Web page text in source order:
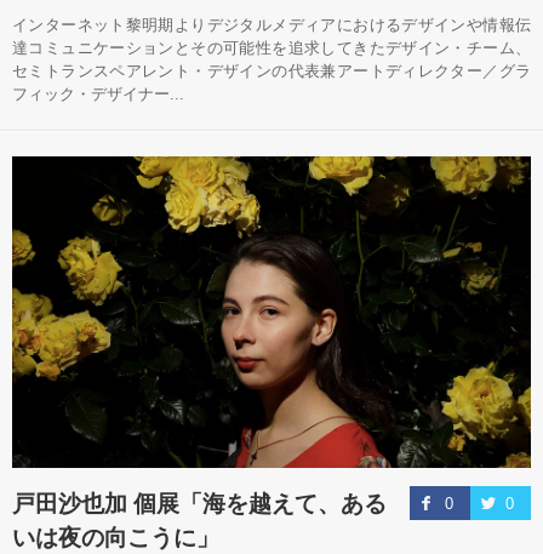
インターネット黎明期よりデジタルメディアにおけるデザインや情報伝
達コミュニケーションとその可能性を追求してきたデザイン・チーム、
セミトランスペアレント・デザインの代表兼アートディレクター／グラ
フィック・デザイナー...
0 0
戸田沙也加 個展「海を越えて、ある
いは夜の向こうに」